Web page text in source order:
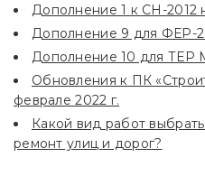
Дополнение 1 к СН-2012
Дополнение 9 для ФЕР-
Дополнение 10 для ТЕР
Обновления к ПК
феврале 2022 г.
Какой вид работ
ремонт улиц и дорог?